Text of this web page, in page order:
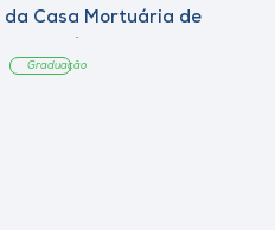
da Casa Mortuária de
Graduação